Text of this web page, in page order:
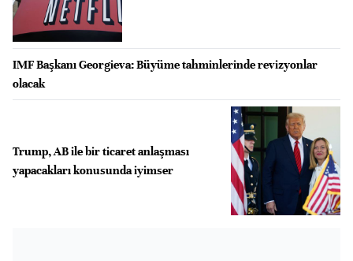
IMF Başkanı Georgieva: Büyüme tahminlerinde revizyonlar
olacak
Trump, AB ile bir ticaret anlaşması
yapacakları konusunda iyimser